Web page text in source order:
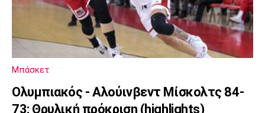
Μονακό
Ερυθρός
Αστέρας
Τότεναμ
Μπάσκετ
Ολυμπιακός - Αλούινβεντ Μίσκολτς 84-
73: Θρυλική πρόκριση (highlights)